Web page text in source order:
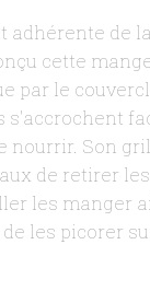
adhérente de
cette
par le
s'accrochent
nourrir. Son
de retirer les
les manger
les picorer